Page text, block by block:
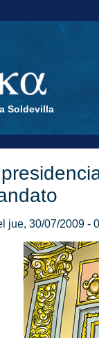
Soldevilla
jue, 30/07/2009 -